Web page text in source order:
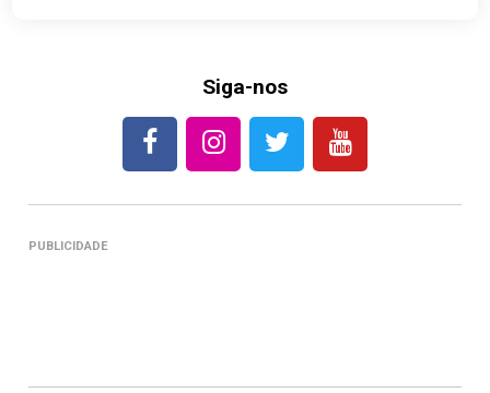
Siga-nos
PUBLICIDADE